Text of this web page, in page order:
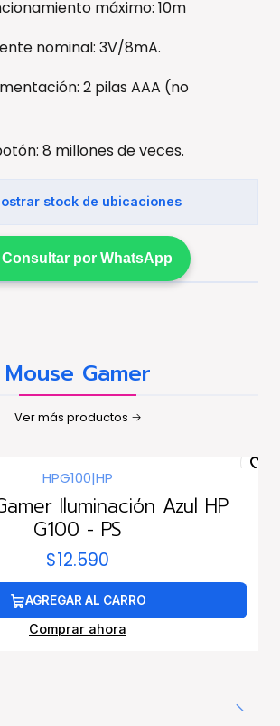
máximo: 10m
nominal: 3V/8mA.
2 pilas AAA (no
8 millones de veces.
stock de ubicaciones
Consultar por WhatsApp
Mouse Gamer
Ver más productos
HPG100|HP
Iluminación Azul HP
G100 - PS
$12.590
AGREGAR AL CARRO
Comprar ahora